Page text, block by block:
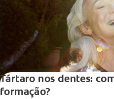
Tártaro nos dentes:
formação?